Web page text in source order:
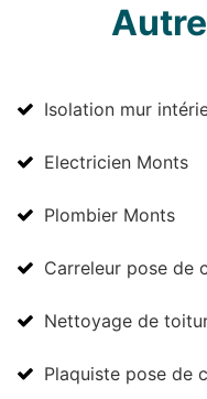
Isolation mur
Electricien Monts
Plombier Monts
Carreleur pose de
Nettoyage de
Plaquiste pose de